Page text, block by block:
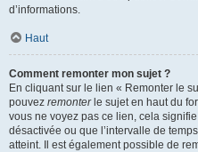
d’informations.
Haut
Comment remonter mon sujet ?
En cliquant sur le lien « Remonter le
pouvez remonterle sujet en haut du
vous ne voyez pas ce lien, cela
désactivée ou que l’intervalle de
atteint. Il est également possible de